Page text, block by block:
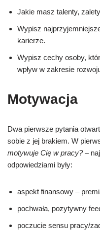
Jakie masz talenty,
Wypisz
karierze.
Wypisz cechy osoby,
wpływ w zakresie
Motywacja
Dwa pierwsze pytania
sobie z jej brakiem. W
motywuje Cię w pracy?–
odpowiedziami były:
aspekt finansowy –
pochwała, pozytywny
poczucie sensu pracy/